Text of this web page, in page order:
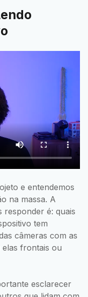
e entendemos
na massa. A
responder é: quais
tem
câmeras com as
elas frontais ou
esclarecer